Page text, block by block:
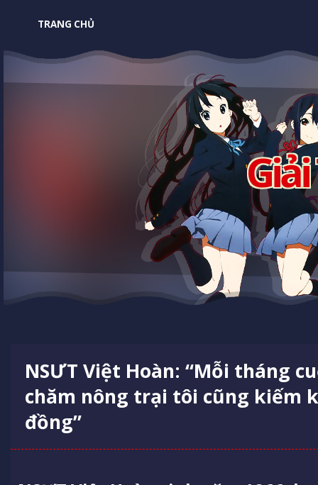
TRANG CHỦ
NSƯT Việt Hoàn: “Mỗi tháng
chăm nông trại tôi cũng kiếm
đồng”